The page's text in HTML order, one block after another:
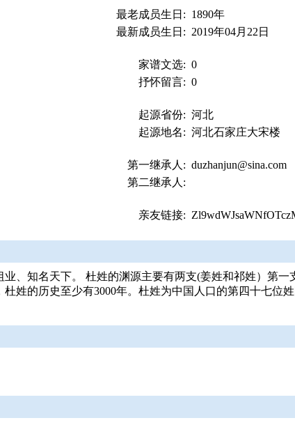
最老成员生日: 1890年
最新成员生日: 2019年04月22日
家谱文选: 0
抒怀留言: 0
起源省份: 河北
起源地名: 河北石家庄大宋楼
第一继承人: duzhanjun@sina.com
第二继承人:
亲友链接:
、知名天下。 杜姓的渊源主要有两支(姜姓和祁姓）第
姓的历史至少有3000年。杜姓为中国人口的第四十七位